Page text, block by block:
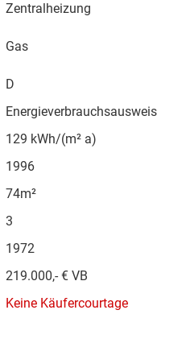
Zentralheizung
Gas
D
Energieverbrauchsausweis
129 kWh/(m² a)
1996
74m²
3
1972
219.000,- € VB
Keine Käufercourtage